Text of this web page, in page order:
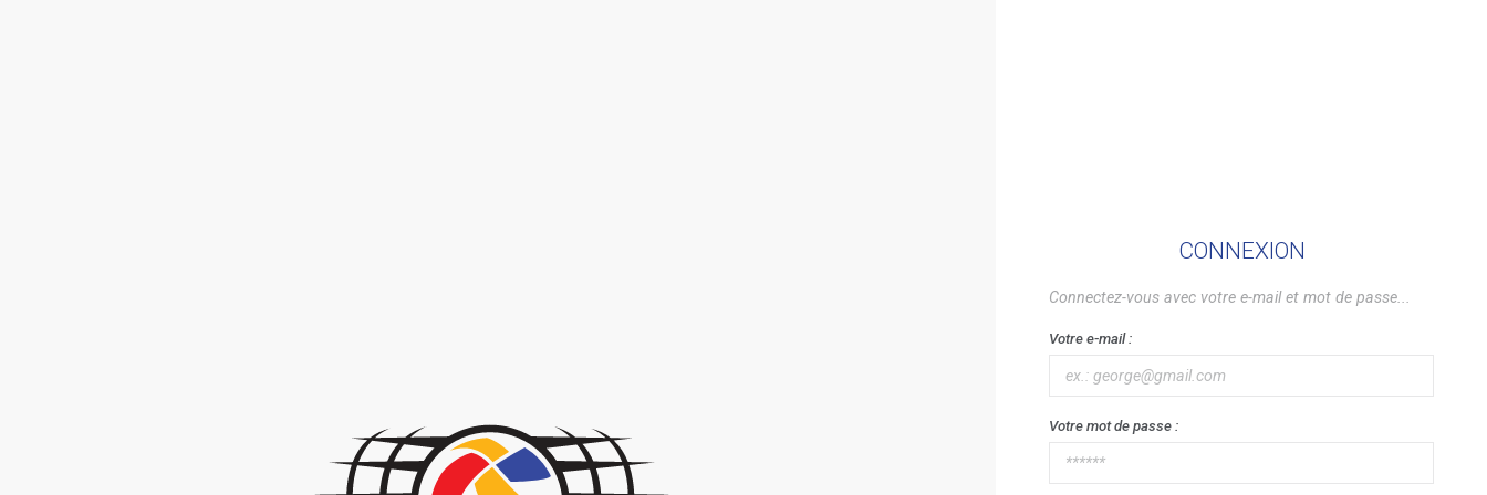
CONNEXION
Connectez-vous avec votre e-mail et mot de passe...
Votre e-mail :
Votre mot de passe :